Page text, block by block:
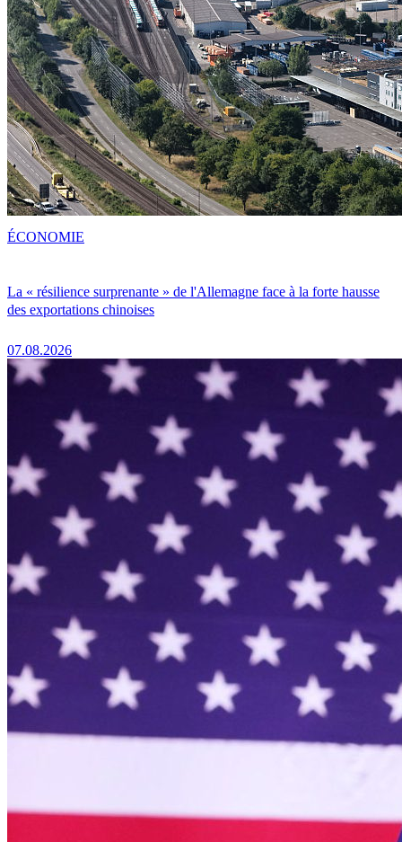
La « résilience surprenante » de l'Allemagne face à la forte hausse
des exportations chinoises
07.08.2026
ÉCONOMIE